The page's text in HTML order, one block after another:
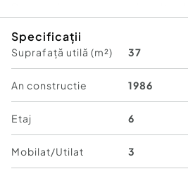
Confort: 1
Tip imobil:Alte tipuri
Posibilitate parcare: Nu
Specificații
Suprafață utilă (m²) 37
An constructie 1986
Etaj 6
Mobilat/Utilat 3